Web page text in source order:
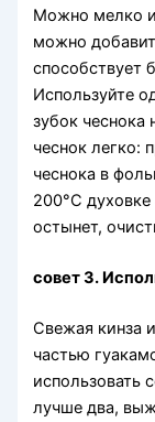
Можно мелко
можно
способствует
Используйте
зубок чеснока
чеснок легко:
чеснока в
200°С
остынет,
совет 3.
Свежая кинза
частью
использовать
лучше два,